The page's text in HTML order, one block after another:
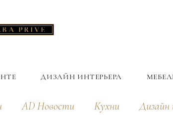
PRIVÉ
ДИЗАЙН ИНТЕРЬЕРА
AD Новости Кухни Дизайн